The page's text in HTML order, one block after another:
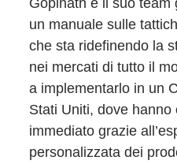
un manuale sulle
che sta ridefinendo la
nei mercati di tutto il
a implementarlo in un
Stati Uniti, dove
immediato grazie
personalizzata dei